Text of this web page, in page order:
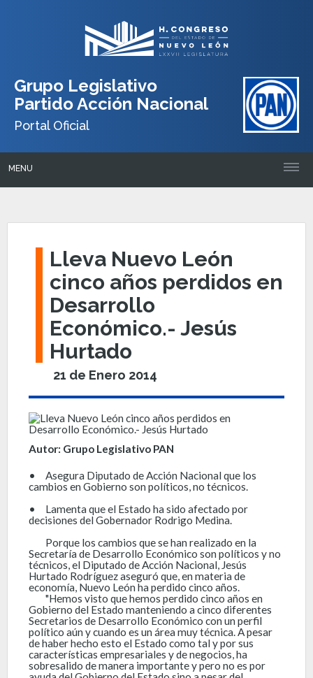
Grupo Legislativo
Partido Acción Nacional
Portal Oficial
MENU
Lleva Nuevo León
cinco años perdidos en
Desarrollo
Económico.- Jesús
Hurtado
21 de Enero 2014
Autor: Grupo Legislativo PAN
•
Asegura Diputado de Acción Nacional que los
cambios en Gobierno son políticos, no técnicos.
•
Lamenta que el Estado ha sido afectado por
decisiones del Gobernador Rodrigo Medina.
Porque los cambios que se han realizado en la
Secretaría de Desarrollo Económico son políticos y no
técnicos, el Diputado de Acción Nacional, Jesús
Hurtado Rodríguez aseguró que, en materia de
economía, Nuevo León ha perdido cinco años.
"Hemos visto que hemos perdido cinco años en
Gobierno del Estado manteniendo a cinco diferentes
Secretarios de Desarrollo Económico con un perfil
político aún y cuando es un área muy técnica. A pesar
de haber hecho esto el Estado como tal y por sus
características empresariales y de negocios, ha
sobresalido de manera importante y pero no es por